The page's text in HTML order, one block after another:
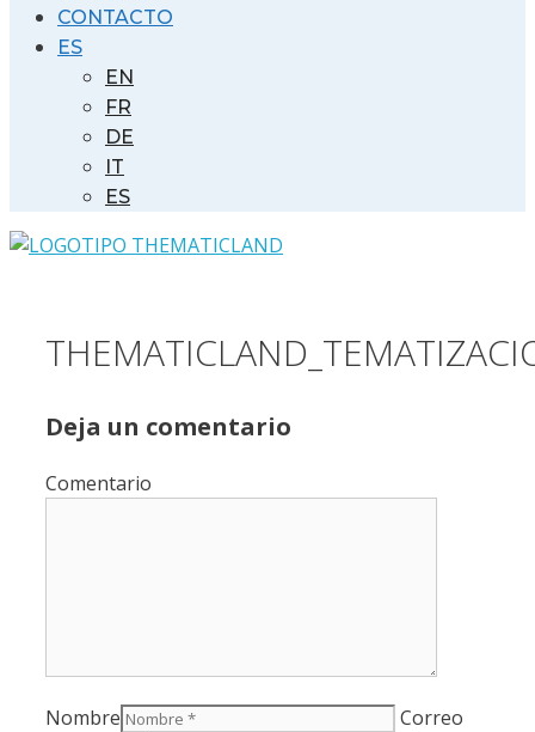
CONTACTO
ES
EN
FR
DE
IT
ES
Deja un comentario
Comentario
Nombre
Correo